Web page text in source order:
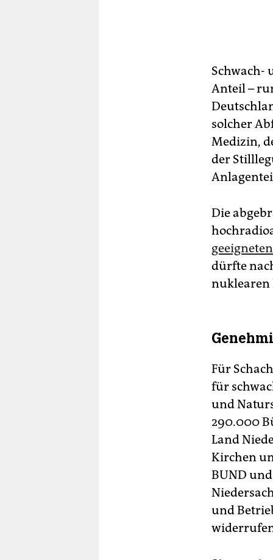
Schwach-
Anteil –
solcher
Medizin,
der
Die
dürfte
nuklearen
Für
für
und
290.000
Land
Kirchen
BUND
und